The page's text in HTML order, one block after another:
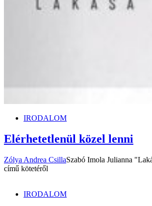
IRODALOM
Elérhetetlenül közel lenni
Zólya Andrea CsillaSzabó Imola Julianna
című kötetéről
IRODALOM